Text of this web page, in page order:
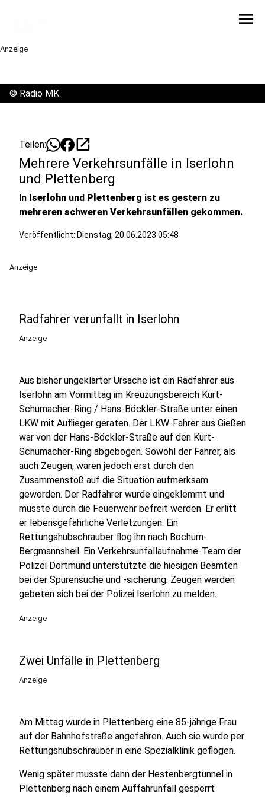
menu
Anzeige
© Radio MK
Teilen: open_in_new
Mehrere Verkehrsunfälle in Iserlohn
und Plettenberg
In Iserlohn und Plettenberg ist es gestern zu
mehreren schweren Verkehrsunfällen gekommen.
Veröffentlicht: Dienstag, 20.06.2023 05:48
Anzeige
Radfahrer verunfallt in Iserlohn
Anzeige
Aus bisher ungeklärter Ursache ist ein Radfahrer aus
Iserlohn am Vormittag im Kreuzungsbereich Kurt-
Schumacher-Ring / Hans-Böckler-Straße unter einen
LKW mit Auflieger geraten. Der LKW-Fahrer aus Gießen
war von der Hans-Böckler-Straße auf den Kurt-
Schumacher-Ring abgebogen. Sowohl der Fahrer, als
auch Zeugen, waren jedoch erst durch den
Zusammenstoß auf die Situation aufmerksam
geworden. Der Radfahrer wurde eingeklemmt und
musste durch die Feuerwehr befreit werden. Er erlitt
er lebensgefährliche Verletzungen. Ein
Rettungshubschrauber flog ihn nach Bochum-
Bergmannsheil. Ein Verkehrsunfallaufnahme-Team der
Polizei Dortmund unterstützte die hiesigen Beamten
bei der Spurensuche und -sicherung. Zeugen werden
gebeten sich bei der Polizei Iserlohn zu melden.
Anzeige
Zwei Unfälle in Plettenberg
Anzeige
Am Mittag wurde in Plettenberg eine 85-jährige Frau
auf der Bahnhofstraße angefahren. Auch sie wurde per
Rettungshubschrauber in eine Spezialklinik geflogen.
Wenig später musste dann der Hestenbergtunnel in
Plettenberg nach einem Auffahrunfall gesperrt